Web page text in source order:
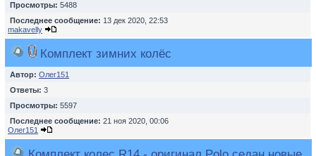
Просмотры: 5488
Последнее сообщение: 13 дек 2020, 22:53
makavelly
Комплект зимних колёс
Автор: Олег151
Ответы: 3
Просмотры: 5597
Последнее сообщение: 21 ноя 2020, 00:06
Олег151